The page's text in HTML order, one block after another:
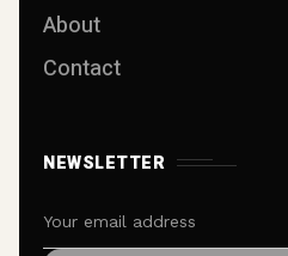
About
Contact
NEWSLETTER